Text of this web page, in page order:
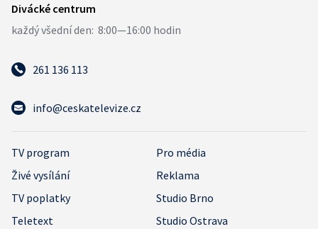
261 136 113
info@ceskatelevize.cz
TV program
Pro média
Živé vysílání
Reklama
TV poplatky
Studio Brno
Teletext
Studio Ostrava